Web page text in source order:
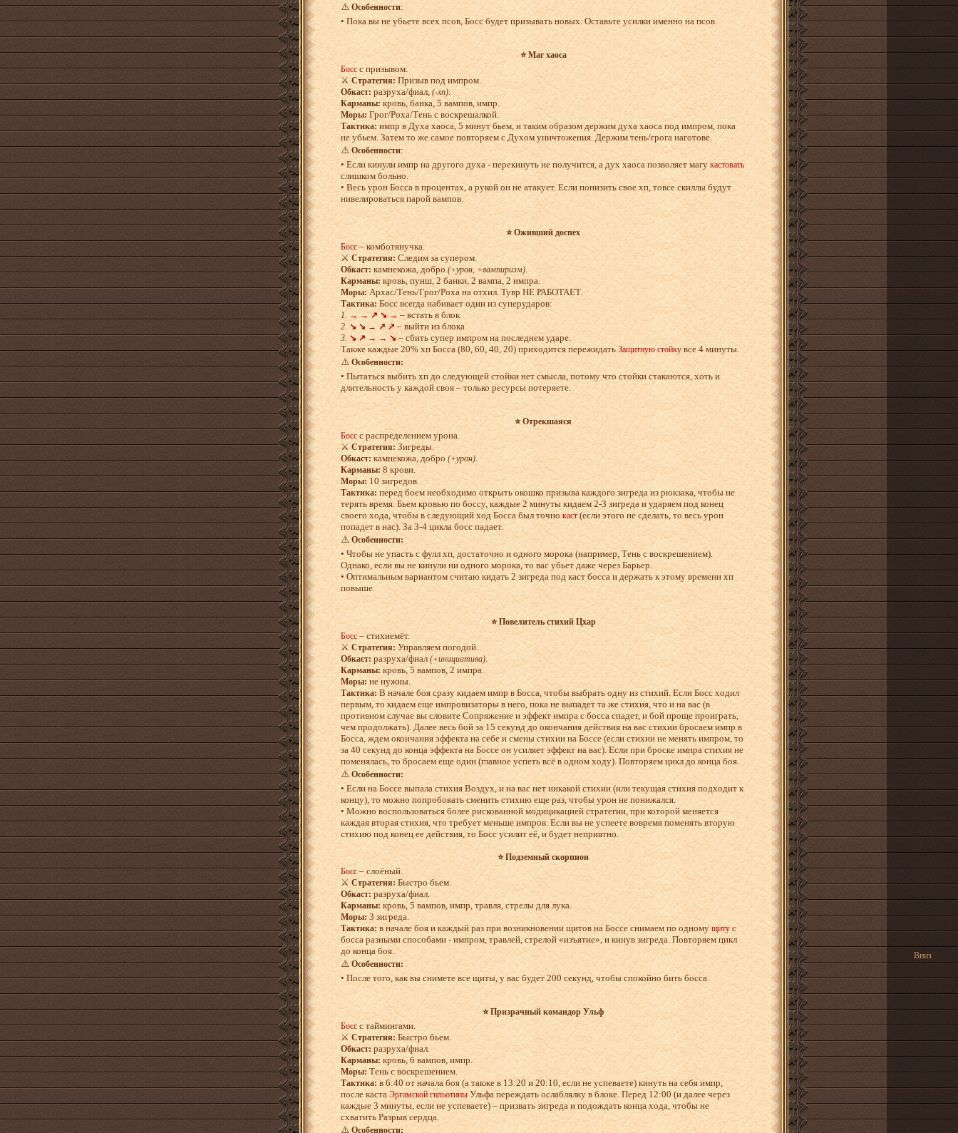
⚠️Особенности:
• Пока вы не убьете всех псов, Босс будет призывать новых. Оставьте усилки именно на псов.
⭐ Маг хаоса
Босс с призывом.
⚔️Стратегия:Призыв под импром.
Обкаст:разруха/фиал,(-хп).
Карманы:кровь, банка, 5 вампов, импр.
Моры:Грог/Роха/Тень с воскрешалкой.
Тактика:импр в Духа хаоса, 5 минут бьем, и таким образом держим духа хаоса под импром, пока
не убьем. Затем то же самое повторяем с Духом уничтожения. Держим тень/грога наготове.
⚠️Особенности:
• Если кинули импр на другого духа - перекинуть не получится, а дух хаоса позволяет магукастовать
слишком больно.
• Весь урон Босса в процентах, а рукой он не атакует. Если понизить свое хп, товсе скиллы будут
нивелироваться парой вампов.
⭐ Оживший доспех
Босс– комботянучка.
⚔️Стратегия:Следим за супером.
Обкаст: камнекожа, добро(+урон, +вампиризм).
Карманы:кровь, пунш, 2 банки, 2 вампа, 2 импра.
Моры: Архас/Тень/Грог/Роха на отхил. Тувр НЕ РАБОТАЕТ.
Тактика:Босс всегда набивает один из суперударов:
1. → → ↗ ↘ →– встать в блок
2. ↘ ↘ → ↗ ↗– выйти из блока
3. ↘ ↗ → → ↘– сбить супер импром на последнем ударе.
Также каждые 20% хп Босса (80, 60, 40, 20) приходится пережидатьЗащитную стойкувсе 4 минуты.
⚠️Особенности:
• Пытаться выбить хп до следующей стойки нет смысла, потому что стойки стакаются, хоть и
длительность у каждой своя – только ресурсы потеряете.
⭐ Отрекшаяся
Боссс распределением урона.
⚔️Стратегия:Зигреды.
Обкаст: камнекожа, добро (+урон).
Карманы:8 крови.
Моры:10 зигредов.
Тактика:перед боем необходимо открыть окошко призыва каждого зигреда из рюкзака, чтобы не
терять время. Бьем кровью по боссу, каждые 2 минуты кидаем 2-3 зигреда и ударяем под конец
своего хода, чтобы в следующий ход Босса был точнокаст(если этого не сделать, то весь урон
попадет в нас). За 3-4 цикла босс падает.
⚠️Особенности:
• Чтобы не упасть с фулл хп, достаточно и одного морока (например, Тень с воскрешением).
Однако, если вы не кинули ни одного морока, то вас убьет даже через Барьер.
• Оптимальным вариантом считаю кидать 2 зигреда под каст босса и держать к этому времени хп
повыше.
⭐ Повелитель стихий Цхар
Босс– стихиемёт.
⚔️Стратегия:Управляем погодой.
Обкаст:разруха/фиал(+инициатива).
Карманы:кровь, 5 вампов, 2 импра.
Моры:не нужны.
Тактика:В начале боя сразу кидаем импр в Босса, чтобы выбрать одну из стихий. Если Босс ходил
первым, то кидаем еще импровизаторы в него, пока не выпадет та же стихия, что и на вас (в
противном случае вы словите Сопряжение и эффект импра с босса спадет, и бой проще проиграть,
чем продолжать). Далее весь бой за 15 секунд до окончания действия на вас стихии бросаем импр в
Босса, ждем окончания эффекта на себе и смены стихии на Боссе (если стихии не менять импром, то
за 40 секунд до конца эффекта на Боссе он усиляет эффект на вас). Если при броске импра стихия не
поменялась, то бросаем еще один (главное успеть всё в одном ходу). Повторяем цикл до конца боя.
⚠️Особенности:
• Если на Боссе выпала стихия Воздух, и на вас нет никакой стихии (или текущая стихия подходит к
концу), то можно попробовать сменить стихию еще раз, чтобы урон не понижался.
• Можно воспользоваться более рискованной модицикацией стратегии, при которой меняется
каждая вторая стихия, что требует меньше импров. Если вы не успеете вовремя поменять вторую
стихию под конец ее действия, то Босс усилит её, и будет неприятно.
⭐ Подземный скорпион
Босс – слоёный.
⚔️Стратегия:Быстро бьем.
Обкаст:разруха/фиал.
Карманы:кровь, 5 вампов, импр, травля, стрелы для лука.
Моры:3 зигреда.
Тактика:в начале боя и каждый раз при возникновении щитов на Боссе снимаем по одномущитус
босса разными способами - импром, травлей, стрелой «изъятие», и кинув зигреда. Повторяем цикл
до конца боя.
⚠️Особенности:
• После того, как вы снимете все щиты, у вас будет 200 секунд, чтобы спокойно бить босса.
⭐ Призрачный командор Ульф
Боссс таймингами.
⚔️Стратегия:Быстро бьем.
Обкаст:разруха/фиал.
Карманы:кровь, 6 вампов, импр.
Моры:Тень с воскрешением.
Тактика:в 6:40 от начала боя (а также в 13:20 и 20:10, если не успеваете) кинуть на себя импр,
после кастаЭргамской гильотиныУльфа переждать ослаблялку в блоке. Перед 12:00 (и далее через
каждые 3 минуты, если не успеваете) – призвать зигреда и подождать конца хода, чтобы не
схватить Разрыв сердца.
⚠️Особенности:
Вниз